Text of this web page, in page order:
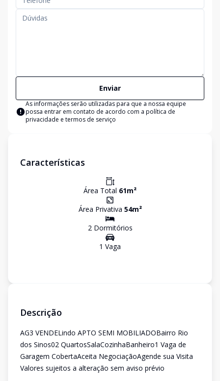
Enviar
As informações serão utilizadas para que a nossa equipe
possa entrar em contato de acordo com a política de
privacidade e termos de serviço
Características
Área Total 61m²
Área Privativa 54m²
2Dormitórios
1 Vaga
Descrição
AG3 VENDELindo APTO SEMI MOBILIADOBairro Rio
dos Sinos02 QuartosSalaCozinhaBanheiro1 Vaga de
Garagem CobertaAceita NegociaçãoAgende sua Visita
Valores sujeitos a alteração sem aviso prévio